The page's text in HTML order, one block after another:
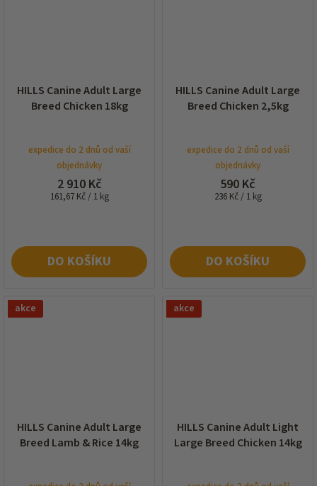
HILLS Canine Adult Large
Breed Chicken 18kg
expedice do 2 dnů od vaší
objednávky
2 910 Kč
Měrná
161,67 Kč / 1 kg
DO KOŠÍKU
HILLS Canine Adult Large
Breed Chicken 2,5kg
expedice do 2 dnů od vaší
objednávky
590 Kč
Měrná
236 Kč / 1 kg
DO KOŠÍKU
akce
HILLS Canine Adult Large
Breed Lamb & Rice 14kg
akce
HILLS Canine Adult Light
Large Breed Chicken 14kg